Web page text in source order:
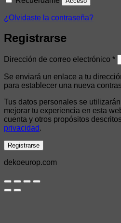
¿Olvidaste la contraseña?
Registrarse
Dirección de correo electrónico *
Se enviará un enlace a tu
para establecer una nueva
Tus datos personales se
mejorar tu experiencia en esta
cuenta y otros propósitos
privacidad.
Registrarse
dekoeurop.com